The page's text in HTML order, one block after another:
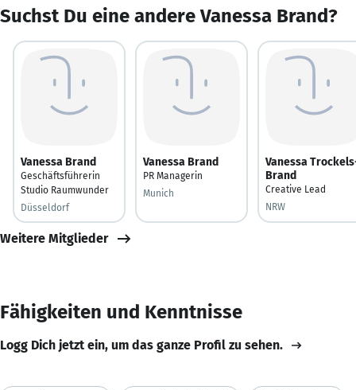
Suchst Du eine andere Vanessa Brand?
Vanessa Brand
Geschäftsführerin
Studio Raumwunder
Düsseldorf
Vanessa Brand
PR Managerin
Munich
Vanessa
Brand
Creative Lead
NRW
Weitere Mitglieder
Fähigkeiten und Kenntnisse
Logg Dich jetzt ein, um das ganze Profil zu sehen.